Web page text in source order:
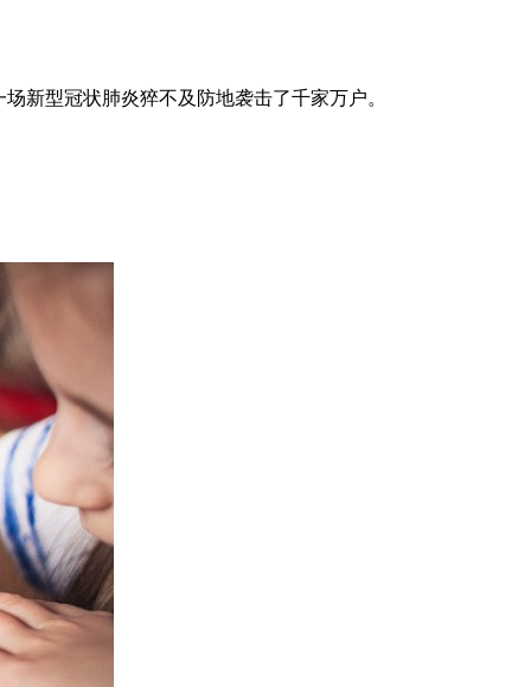
新型冠状肺炎猝不及防地袭击了千家万户。